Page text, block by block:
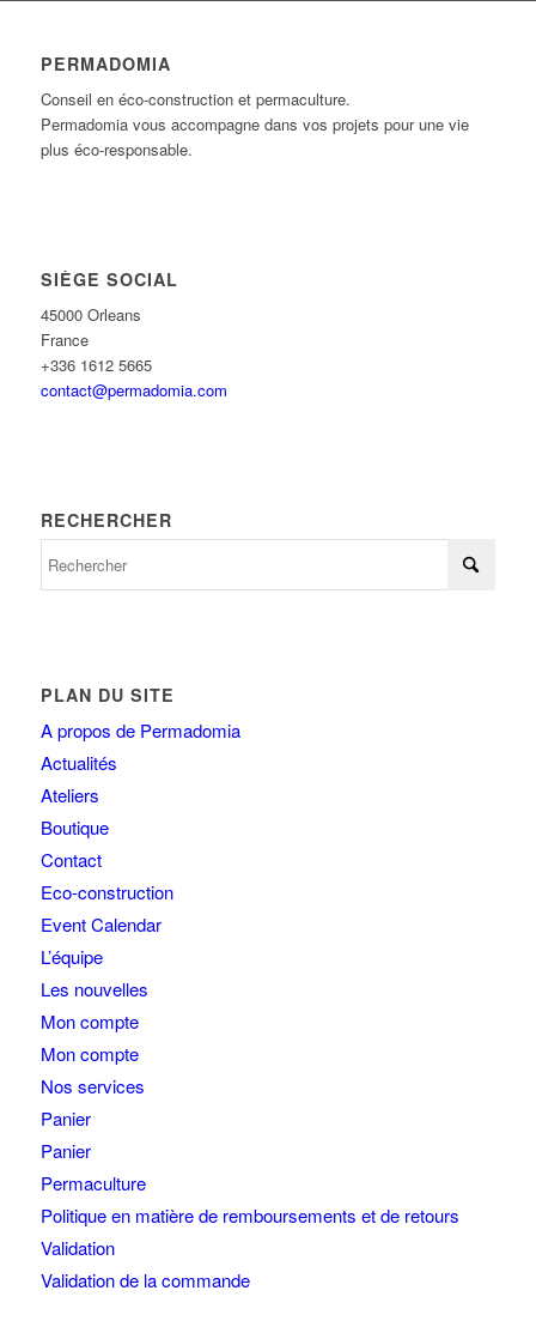
PERMADOMIA
Conseil en éco-construction et permaculture.
Permadomia vous accompagne dans vos projets pour une vie
plus éco-responsable.
SIÈGE SOCIAL
45000 Orleans
France
+336 1612 5665
contact@permadomia.com
RECHERCHER
PLAN DU SITE
A propos de Permadomia
Actualités
Ateliers
Boutique
Contact
Eco-construction
Event Calendar
L’équipe
Les nouvelles
Mon compte
Mon compte
Nos services
Panier
Panier
Permaculture
Politique en matière de remboursements et de retours
Validation
Validation de la commande